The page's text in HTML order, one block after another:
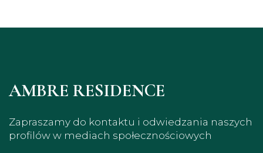
AMBRE RESIDENCE
Zapraszamy do kontaktu i odwiedzania naszych
profilów w mediach społecznościowych